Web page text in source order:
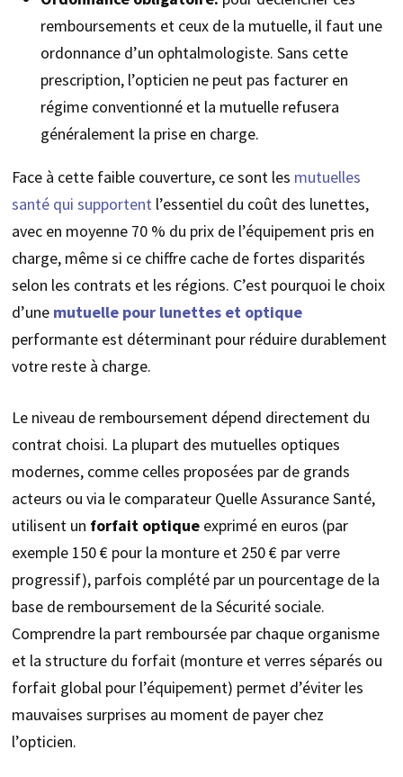
remboursements et ceux de la mutuelle, il faut une
ordonnance d’un ophtalmologiste. Sans cette
prescription, l’opticien ne peut pas facturer en
régime conventionné et la mutuelle refusera
généralement la prise en charge.
Face à cette faible couverture, ce sont les mutuelles
santé qui supportent l’essentiel du coût des lunettes,
avec en moyenne 70 % du prix de l’équipement pris en
charge, même si ce chiffre cache de fortes disparités
selon les contrats et les régions. C’est pourquoi le choix
d’une mutuelle pour lunettes et optique
performante est déterminant pour réduire durablement
votre reste à charge.
Le niveau de remboursement dépend directement du
contrat choisi. La plupart des mutuelles optiques
modernes, comme celles proposées par de grands
acteurs ou via le comparateur Quelle Assurance Santé,
utilisent un forfait optiqueexprimé en euros (par
exemple 150 € pour la monture et 250 € par verre
progressif), parfois complété par un pourcentage de la
base de remboursement de la Sécurité sociale.
Comprendre la part remboursée par chaque organisme
et la structure du forfait (monture et verres séparés ou
forfait global pour l’équipement) permet d’éviter les
mauvaises surprises au moment de payer chez
l’opticien.